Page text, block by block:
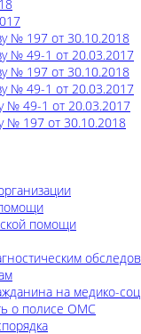
№ 197 от 30.10.2018
№ 49-1 от 20.03.2017
№ 197 от 30.10.2018
№ 49-1 от 20.03.2017
№ 49-1 от 20.03.2017
№ 197 от 30.10.2018
помощи
на медико-
о полисе ОМС